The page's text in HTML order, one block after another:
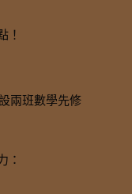
！
兩班數學先修
：